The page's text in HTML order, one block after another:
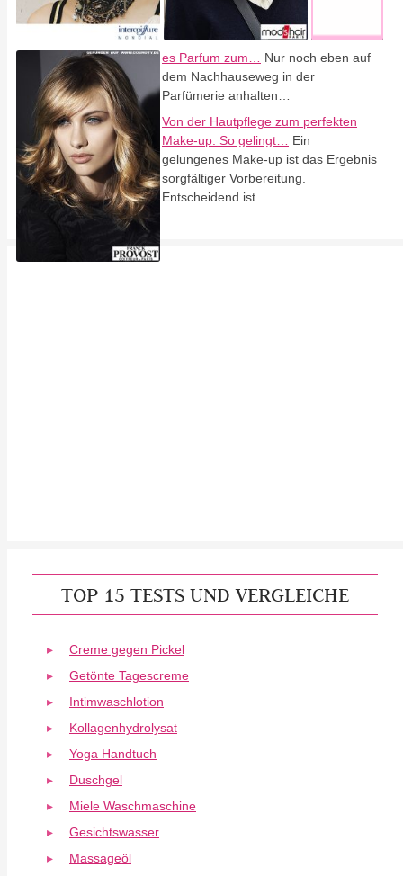
es Parfum zum…
Nur noch eben auf
dem Nachhauseweg in der
Parfümerie anhalten…
Von der Hautpflege zum perfekten
Make-up: So gelingt…
Ein
gelungenes Make-up ist das Ergebnis
sorgfältiger Vorbereitung.
Entscheidend ist…
TOP 15 TESTS UND VERGLEICHE
Creme gegen Pickel
Getönte Tagescreme
Intimwaschlotion
Kollagenhydrolysat
Yoga Handtuch
Duschgel
Miele Waschmaschine
Gesichtswasser
Massageöl